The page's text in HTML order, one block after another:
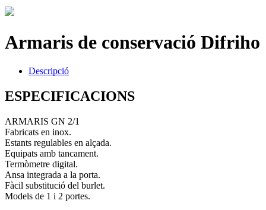
Armaris de conservació Difriho
Descripció
ESPECIFICACIONS
ARMARIS GN 2/1
Fabricats en inox.
Estants regulables en alçada.
Equipats amb tancament.
Termòmetre digital.
Ansa integrada a la porta.
Fàcil substitució del burlet.
Models de 1 i 2 portes.